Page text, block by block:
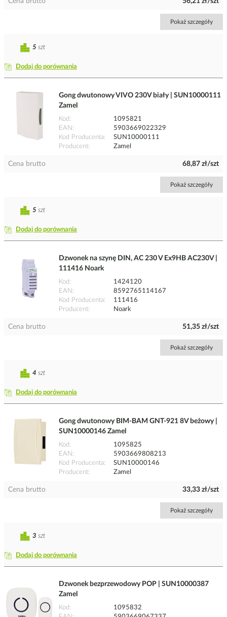
Pokaż szczegóły
Dodaj do porównania
5 szt
Gong dwutonowy VIVO 230V biały | SUN10000111
Zamel
Kod
1095821
EAN
5903669022329
Kod Producenta
SUN10000111
Producent
Zamel
Cena brutto 68,87 zł/szt
Pokaż szczegóły
Dodaj do porównania
5 szt
Dzwonek na szynę DIN, AC 230 V Ex9HB AC230V |
111416 Noark
Kod
1424120
EAN
8592765114167
Kod Producenta
111416
Producent
Noark
Cena brutto 51,35 zł/szt
Pokaż szczegóły
Dodaj do porównania
4 szt
Gong dwutonowy BIM-BAM GNT-921 8V beżowy |
SUN10000146 Zamel
Kod
1095825
EAN
5903669808213
Kod Producenta
SUN10000146
Producent
Zamel
Cena brutto 33,33 zł/szt
Pokaż szczegóły
Dodaj do porównania
3 szt
Dzwonek bezprzewodowy POP | SUN10000387
Zamel
Kod
1095832